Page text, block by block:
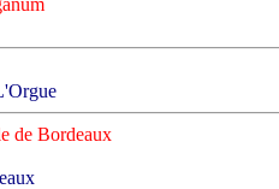
de Bordeaux